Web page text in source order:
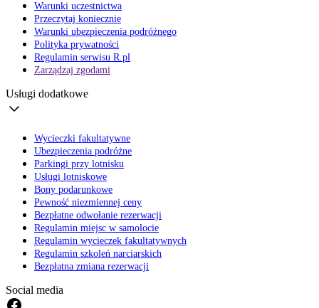
Warunki uczestnictwa
Przeczytaj koniecznie
Warunki ubezpieczenia podróżnego
Polityka prywatności
Regulamin serwisu R.pl
Zarządzaj zgodami
Usługi dodatkowe
Wycieczki fakultatywne
Ubezpieczenia podróżne
Parkingi przy lotnisku
Usługi lotniskowe
Bony podarunkowe
Pewność niezmiennej ceny
Bezpłatne odwołanie rezerwacji
Regulamin miejsc w samolocie
Regulamin wycieczek fakultatywnych
Regulamin szkoleń narciarskich
Bezpłatna zmiana rezerwacji
Social media